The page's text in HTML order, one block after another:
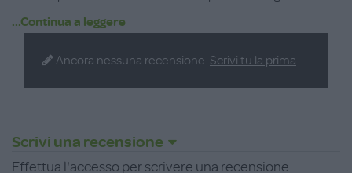
costruire direttamente nella cassetta. Possono aggiungere
finestre, porte e tegole ai pannelli laterali e al tetto per dare
vita alla loro casetta giocattolo. Tutti i pezzi si incastrano
...Continua a leggere
Ancora nessuna recensione. Scrivi tu la prima
Scrivi una recensione
Effettua l'accesso per scrivere una recensione